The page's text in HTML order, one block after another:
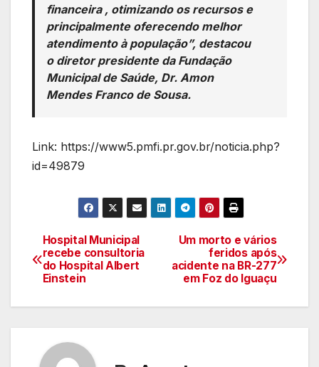
financeira , otimizando os recursos e
principalmente oferecendo melhor
atendimento à população”, destacou
o diretor presidente da Fundação
Municipal de Saúde, Dr. Amon
Mendes Franco de Sousa.
Link: https://www5.pmfi.pr.gov.br/noticia.php?
id=49879
Navegação
de
artigos
Um morto e vários
feridos após
acidente na BR-277
em Foz do Iguaçu
Hospital Municipal
recebe consultoria
do Hospital Albert
Einstein